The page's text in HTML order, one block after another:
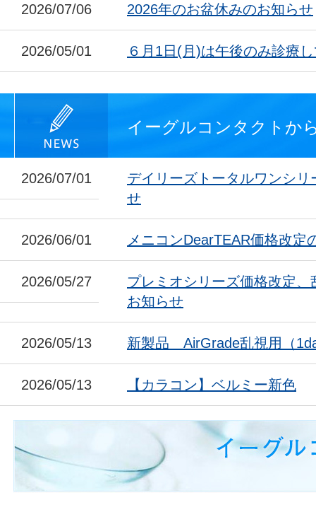
2026/07/06 2026年のお盆休みのお知らせ
2026/05/01 ６月1日(月)は午後のみ診療
イーグルコンタクトか
2026/07/01
デイリーズトータルワンシ
せ
2026/06/01 メニコンDearTEAR価格改定
2026/05/27
プレミオシリーズ価格改定
お知らせ
2026/05/13 新製品 AirGrade乱視用（
2026/05/13 【カラコン】ベルミー新色